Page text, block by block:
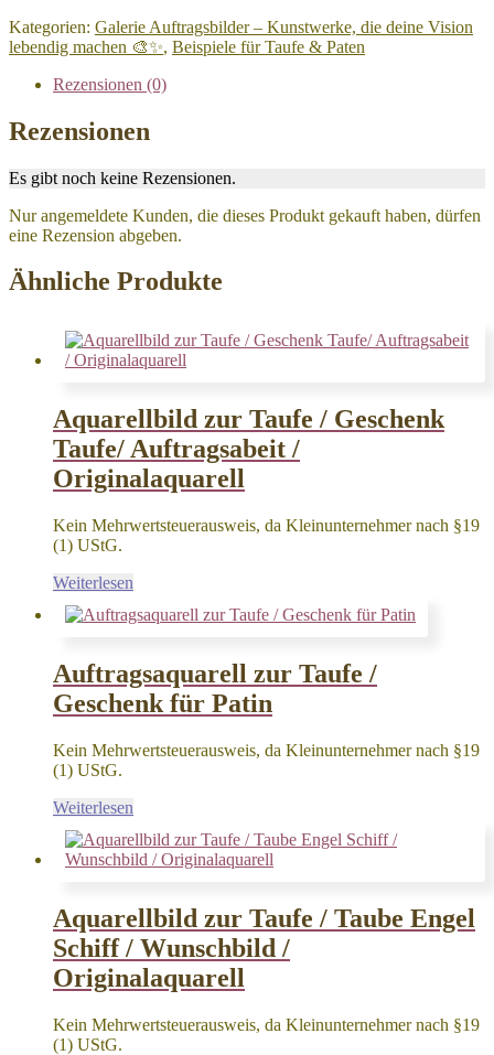
Kategorien: Galerie Auftragsbilder – Kunstwerke, die deine Vision
lebendig machen 🎨✨, Beispiele für Taufe & Paten
Rezensionen (0)
Rezensionen
Es gibt noch keine Rezensionen.
Nur angemeldete Kunden, die dieses Produkt gekauft haben, dürfen
eine Rezension abgeben.
Ähnliche Produkte
Aquarellbild zur Taufe / Geschenk
Taufe/ Auftragsabeit /
Originalaquarell
Kein Mehrwertsteuerausweis, da Kleinunternehmer nach §19
(1) UStG.
Weiterlesen
Auftragsaquarell zur Taufe /
Geschenk für Patin
Kein Mehrwertsteuerausweis, da Kleinunternehmer nach §19
(1) UStG.
Weiterlesen
Aquarellbild zur Taufe / Taube Engel
Schiff / Wunschbild /
Originalaquarell
Kein Mehrwertsteuerausweis, da Kleinunternehmer nach §19
(1) UStG.